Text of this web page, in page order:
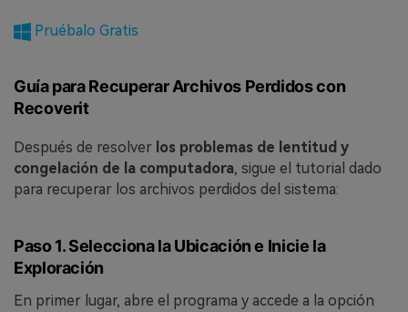
Pruébalo Gratis
Guía para Recuperar Archivos Perdidos con
Recoverit
Después de resolver los problemas de lentitud y
congelación de la computadora, sigue el tutorial dado
para recuperar los archivos perdidos del sistema:
Paso 1. Selecciona la Ubicación e Inicie la
Exploración
En primer lugar, abre el programa y accede a la opción